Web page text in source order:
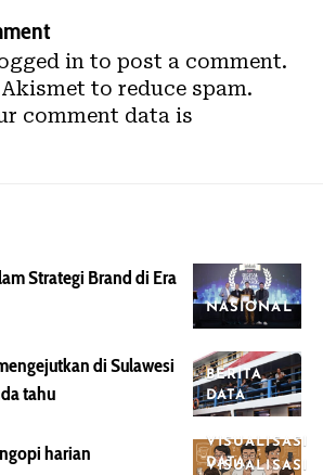
in to post a comment.
to reduce spam.
comment data is
NASIONAL
Strategi Brand di Era
BERITA
DATA
di Sulawesi
tahu
VISUALISASI
DATA
harian
VISUALISASI